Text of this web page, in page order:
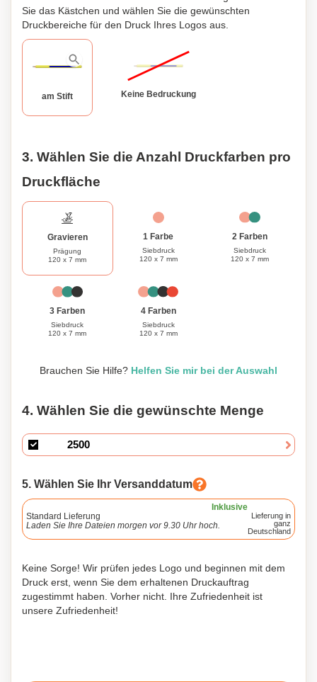
Sie das Kästchen und wählen Sie die gewünschten
Druckbereiche für den Druck Ihres Logos aus.
am Stift Keine Bedruckung
3. Wählen Sie die Anzahl Druckfarben pro
Druckfläche
Gravieren
Prägung
120 x 7 mm
1 Farbe
Siebdruck
120 x 7 mm
2 Farben
Siebdruck
120 x 7 mm
3 Farben
Siebdruck
120 x 7 mm
4 Farben
Siebdruck
120 x 7 mm
Brauchen Sie Hilfe? Helfen Sie mir bei der Auswahl
4. Wählen Sie die gewünschte Menge
5. Wählen Sie Ihr Versanddatum
Inklusive
Standard Lieferung
Laden Sie Ihre Dateien morgen vor 9.30 Uhr hoch.
Lieferung in
ganz
Deutschland
Keine Sorge! Wir prüfen jedes Logo und beginnen mit dem
Druck erst, wenn Sie dem erhaltenen Druckauftrag
zugestimmt haben. Vorher nicht. Ihre Zufriedenheit ist
unsere Zufriedenheit!